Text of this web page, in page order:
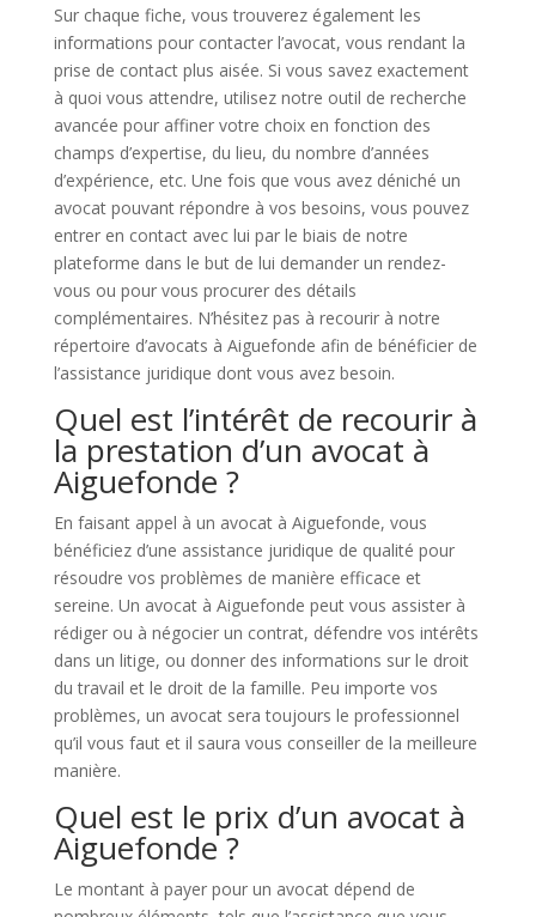
Sur chaque fiche, vous trouverez également les
informations pour contacter l’avocat, vous rendant la
prise de contact plus aisée. Si vous savez exactement
à quoi vous attendre, utilisez notre outil de recherche
avancée pour affiner votre choix en fonction des
champs d’expertise, du lieu, du nombre d’années
d’expérience, etc. Une fois que vous avez déniché un
avocat pouvant répondre à vos besoins, vous pouvez
entrer en contact avec lui par le biais de notre
plateforme dans le but de lui demander un rendez-
vous ou pour vous procurer des détails
complémentaires. N’hésitez pas à recourir à notre
répertoire d’avocats à Aiguefonde afin de bénéficier de
l’assistance juridique dont vous avez besoin.
Quel est l’intérêt de recourir à
la prestation d’un avocat à
Aiguefonde ?
En faisant appel à un avocat à Aiguefonde, vous
bénéficiez d’une assistance juridique de qualité pour
résoudre vos problèmes de manière efficace et
sereine. Un avocat à Aiguefonde peut vous assister à
rédiger ou à négocier un contrat, défendre vos intérêts
dans un litige, ou donner des informations sur le droit
du travail et le droit de la famille. Peu importe vos
problèmes, un avocat sera toujours le professionnel
qu’il vous faut et il saura vous conseiller de la meilleure
manière.
Quel est le prix d’un avocat à
Aiguefonde ?
Le montant à payer pour un avocat dépend de